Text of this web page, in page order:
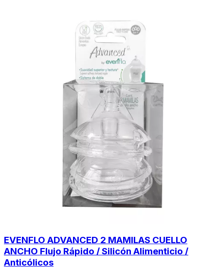
EVENFLO ADVANCED 2 MAMILAS CUELLO
ANCHO Flujo Rápido / Silicón Alimenticio /
Anticólicos